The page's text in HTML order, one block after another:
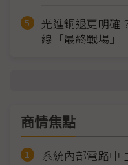
光進銅退更明確
線「最終戰場」
商情焦點
系統內部電路中